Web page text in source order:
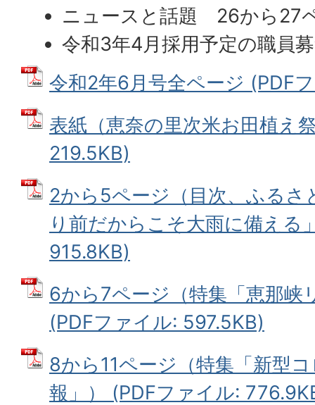
ニュースと話題 26から27
令和3年4月採用予定の職員
令和2年6月号全ページ (PDF
表紙（恵奈の里次米お田植え
219.5KB)
2から5ページ（目次、ふるさ
り前だからこそ大雨に備える
915.8KB)
6から7ページ（特集「恵那峡
(PDFファイル: 597.5KB)
8から11ページ（特集「新型
報」） (PDFファイル: